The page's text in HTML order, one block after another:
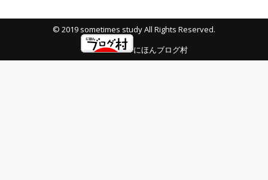
© 2019 sometimes study All Rights Reserved.
にほんブログ村